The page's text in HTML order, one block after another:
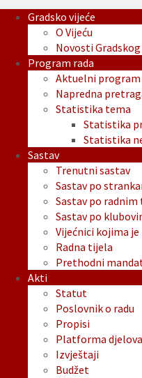
Gradsko vijeće
O Vijeću
Novosti Gradskog
Program rada
Aktuelni program
Napredna
Statistika tema
Statistika
Statistika
Sastav
Trenutni sastav
Sastav po
Sastav po
Sastav po
Vijećnici kojima
Radna tijela
Prethodni
Akti
Statut
Poslovnik o radu
Propisi
Platforma
Izvještaji
Budžet